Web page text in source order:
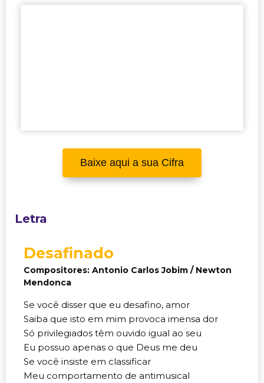
Baixe aqui a sua Cifra
Letra
Desafinado
Compositores: Antonio Carlos Jobim / Newton
Mendonca
Se você disser que eu desafino, amor
Saiba que isto em mim provoca imensa dor
Só privilegiados têm ouvido igual ao seu
Eu possuo apenas o que Deus me deu
Se você insiste em classificar
Meu comportamento de antimusical